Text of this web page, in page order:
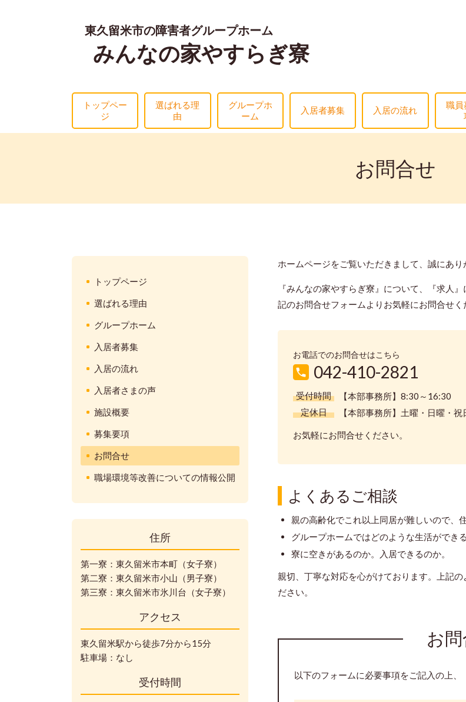
東久留米市の障害者グループホーム
みんなの家やすらぎ寮
トップペー
ジ
選ばれる理
由
グループホ
ーム
入居者募集 入居の流れ
職員
お問合せ
ホームページをご覧いただきまして、誠にあり
『みんなの家やすらぎ寮』について、『求人
記のお問合せフォームよりお気軽にお問合せく
お電話でのお問合せはこちら
042-410-2821
受付時間
【本部事務所】8:30～16:30
定休日
【本部事務所】土曜・日曜・
お気軽にお問合せください。
よくあるご相談
親の高齢化でこれ以上同居が難しいので、
グループホームではどのような生活ができ
寮に空きがあるのか。入居できるのか。
親切、丁寧な対応を心がけております。上記
ださい。
お
以下のフォームに必要事項をご記入の上、
トップページ
選ばれる理由
グループホーム
入居者募集
入居の流れ
入居者さまの声
施設概要
募集要項
お問合せ
職場環境等改善についての情報公開
住所
第一寮：東久留米市本町（女子寮）
第二寮：東久留米市小山（男子寮）
第三寮：東久留米市氷川台（女子寮）
アクセス
東久留米駅から徒歩7分から15分
駐車場：なし
受付時間